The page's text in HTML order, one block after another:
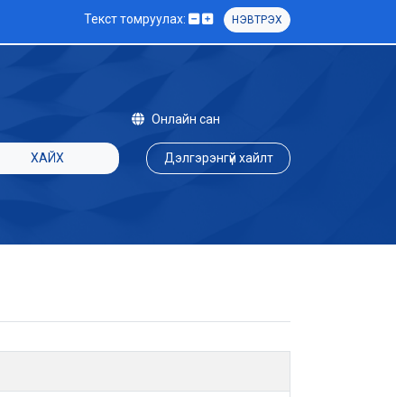
Текст томруулах: НЭВТРЭХ
Онлайн сан
ХАЙХ Дэлгэрэнгүй хайлт